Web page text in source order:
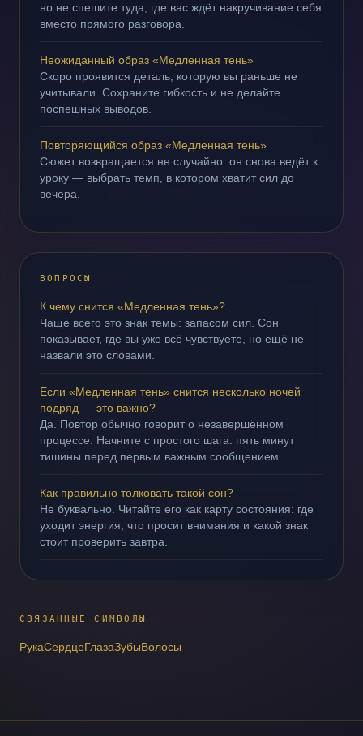
но не спешите туда, где вас ждёт накручивание себя
вместо прямого разговора.
Неожиданный образ «Медленная тень»
Скоро проявится деталь, которую вы раньше не
учитывали. Сохраните гибкость и не делайте
поспешных выводов.
Повторяющийся образ «Медленная тень»
Сюжет возвращается не случайно: он снова ведёт к
уроку — выбрать темп, в котором хватит сил до
вечера.
ВОПРОСЫ
К чему снится «Медленная тень»?
Чаще всего это знак темы: запасом сил. Сон
показывает, где вы уже всё чувствуете, но ещё не
назвали это словами.
Если «Медленная тень» снится несколько ночей
подряд — это важно?
Да. Повтор обычно говорит о незавершённом
процессе. Начните с простого шага: пять минут
тишины перед первым важным сообщением.
Как правильно толковать такой сон?
Не буквально. Читайте его как карту состояния: где
уходит энергия, что просит внимания и какой знак
стоит проверить завтра.
СВЯЗАННЫЕ СИМВОЛЫ
РукаСердцеГлазаЗубыВолосы